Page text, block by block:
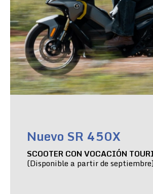
Nuevo SR 450X
SCOOTER CON VOCACIÓN
(Disponible a partir de septiembre)